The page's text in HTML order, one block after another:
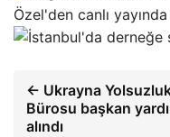
Özel'den canlı
← Ukrayna
Bürosu başkan
alındı